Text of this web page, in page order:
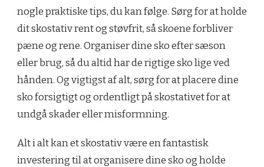
nogle praktiske tips, du kan følge. Sørg for at holde
dit skostativ rent og støvfrit, så skoene forbliver
pæne og rene. Organiser dine sko efter sæson
eller brug, så du altid har de rigtige sko lige ved
hånden. Og vigtigst af alt, sørg for at placere dine
sko forsigtigt og ordentligt på skostativet for at
undgå skader eller misformning.
Alt i alt kan et skostativ være en fantastisk
investering til at organisere dine sko og holde